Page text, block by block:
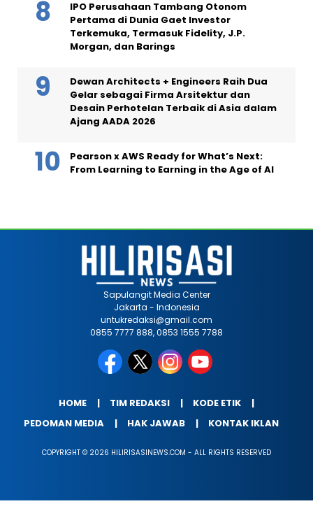
IPO Perusahaan Tambang Otonom
Pertama di Dunia Gaet Investor
Terkemuka, Termasuk Fidelity, J.P.
Morgan, dan Barings
Dewan Architects + Engineers Raih Dua
Gelar sebagai Firma Arsitektur dan
Desain Perhotelan Terbaik di Asia dalam
Ajang AADA 2026
Pearson x AWS Ready for What’s Next:
From Learning to Earning in the Age of AI
Sapulangit Media Center
Jakarta - Indonesia
untukredaksi@gmail.com
0855 7777 888, 0853 1555 7788
HOME TIM REDAKSI
KODE ETIK
PEDOMAN MEDIA
HAK JAWAB KONTAK IKLAN
COPYRIGHT © 2026 HILIRISASINEWS.COM - ALL RIGHTS RESERVED